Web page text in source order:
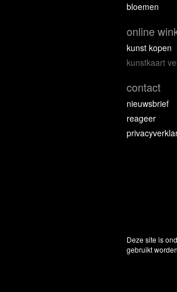
bloemen
online
kunst kopen
kunstkaart
contact
nieuwsbrief
reageer
Deze site is
gebruikt